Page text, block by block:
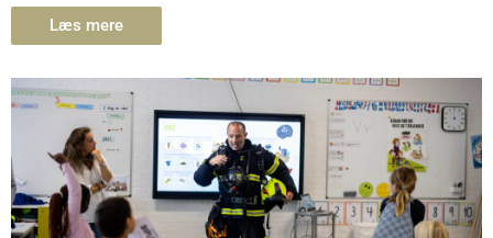
Læs mere